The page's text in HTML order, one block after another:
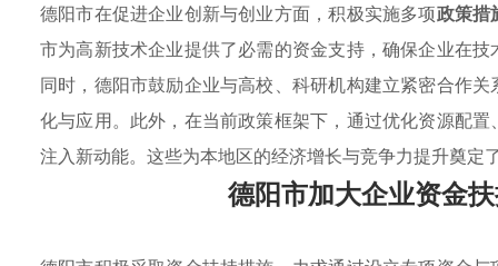
德阳市在促进企业创新与创业方面，积极实施多项政策措
市为高新技术企业提供了必需的资金支持，确保企业在
同时，德阳市鼓励企业与高校、科研机构建立紧密合作关
化与应用。此外，在当前政策框架下，通过优化资源配置
注入新动能。这些为本地区的经济增长与竞争力提升奠定
德阳市加大企业资金